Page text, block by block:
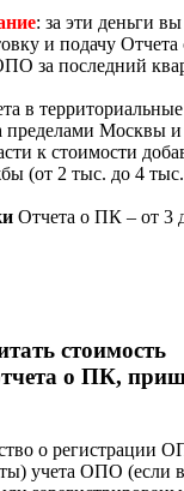
: за эти деньги
и подачу Отчета
за последний
в
пределами Москвы и
к стоимости
(от 2 тыс. до 4
Отчета о ПК – от 3
стоимость
о ПК,
о регистрации
учета ОПО (если